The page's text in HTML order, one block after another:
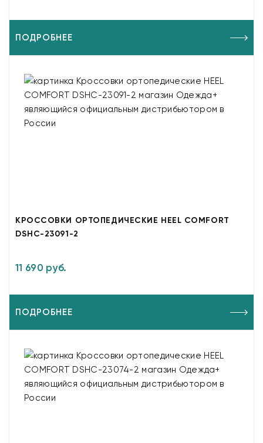
ПОДРОБНЕЕ
КРОССОВКИ ОРТОПЕДИЧЕСКИЕ HEEL COMFORT
DSHC-23091-2
11 690 руб.
ПОДРОБНЕЕ